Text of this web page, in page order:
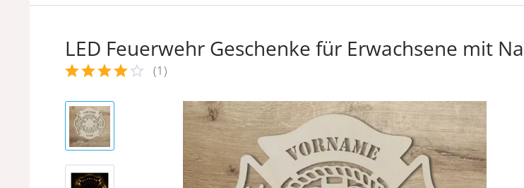
LED Feuerwehr Geschenke für Erwachsene mit
(1)